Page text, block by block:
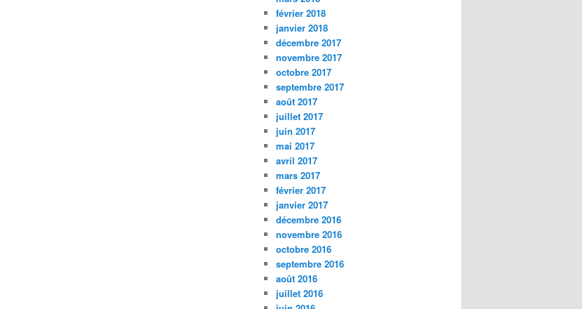
février 2018
janvier 2018
décembre 2017
novembre 2017
octobre 2017
septembre 2017
août 2017
juillet 2017
juin 2017
mai 2017
avril 2017
mars 2017
février 2017
janvier 2017
décembre 2016
novembre 2016
octobre 2016
septembre 2016
août 2016
juillet 2016